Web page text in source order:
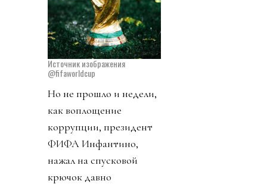
Источник изображения
@fifaworldcup
Но не прошло и недели,
как воплощение
коррупции, президент
ФИФА Инфантино,
нажал на спусковой
крючок давно